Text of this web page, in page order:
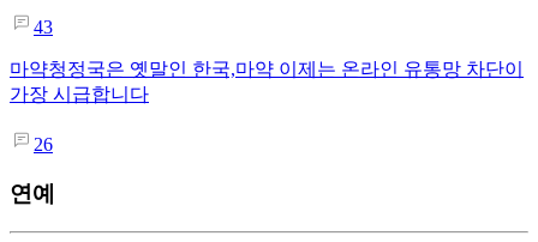
43
마약청정국은 옛말인 한국,마약 이제는 온라인 유통망 차단이
가장 시급합니다
26
연예